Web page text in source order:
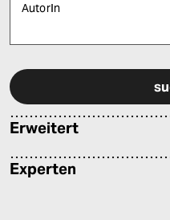
AutorIn
Erweitert
Experten